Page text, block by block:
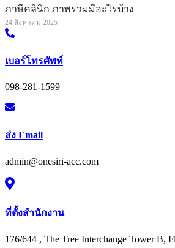
ภาษีคลินิก ภาพรวมมีอะไรบ้าง
24 สิงหาคม 2025
เบอร์โทรศัพท์
098-281-1599
ส่ง Email
admin@onesiri-acc.com
ที่ตั้งสำนักงาน
176/644 , The Tree Interchange Tower B,